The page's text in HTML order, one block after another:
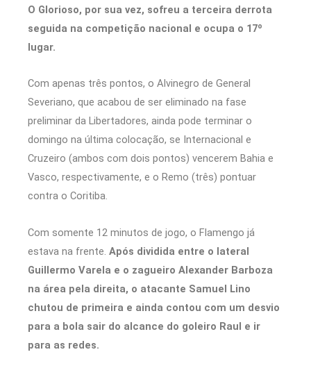
O Glorioso, por sua vez, sofreu a terceira derrota
seguida na competição nacional e ocupa o 17º
lugar.
Com apenas três pontos, o Alvinegro de General
Severiano, que acabou de ser eliminado na fase
preliminar da Libertadores, ainda pode terminar o
domingo na última colocação, se Internacional e
Cruzeiro (ambos com dois pontos) vencerem Bahia e
Vasco, respectivamente, e o Remo (três) pontuar
contra o Coritiba.
Com somente 12 minutos de jogo, o Flamengo já
estava na frente. Após dividida entre o lateral
Guillermo Varela e o zagueiro Alexander Barboza
na área pela direita, o atacante Samuel Lino
chutou de primeira e ainda contou com um desvio
para a bola sair do alcance do goleiro Raul e ir
para as redes.